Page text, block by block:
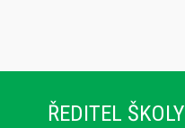
ŘEDITEL ŠKOLY